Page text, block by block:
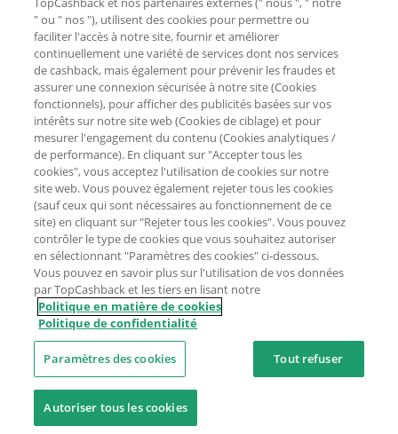
" ou " nos "), utilisent des cookies pour permettre ou
faciliter l'accès à notre site, fournir et améliorer
continuellement une variété de services dont nos services
de cashback, mais également pour prévenir les fraudes et
assurer une connexion sécurisée à notre site (Cookies
fonctionnels), pour afficher des publicités basées sur vos
intérêts sur notre site web (Cookies de ciblage) et pour
mesurer l'engagement du contenu (Cookies analytiques /
de performance). En cliquant sur "Accepter tous les
cookies", vous acceptez l'utilisation de cookies sur notre
site web. Vous pouvez également rejeter tous les cookies
(sauf ceux qui sont nécessaires au fonctionnement de ce
site) en cliquant sur "Rejeter tous les cookies". Vous pouvez
contrôler le type de cookies que vous souhaitez autoriser
en sélectionnant "Paramètres des cookies" ci-dessous.
Vous pouvez en savoir plus sur l'utilisation de vos données
par TopCashback et les tiers en lisant notre
Politique en matière de cookies
Politique de confidentialité
Paramètres des cookies Tout refuser
Autoriser tous les cookies